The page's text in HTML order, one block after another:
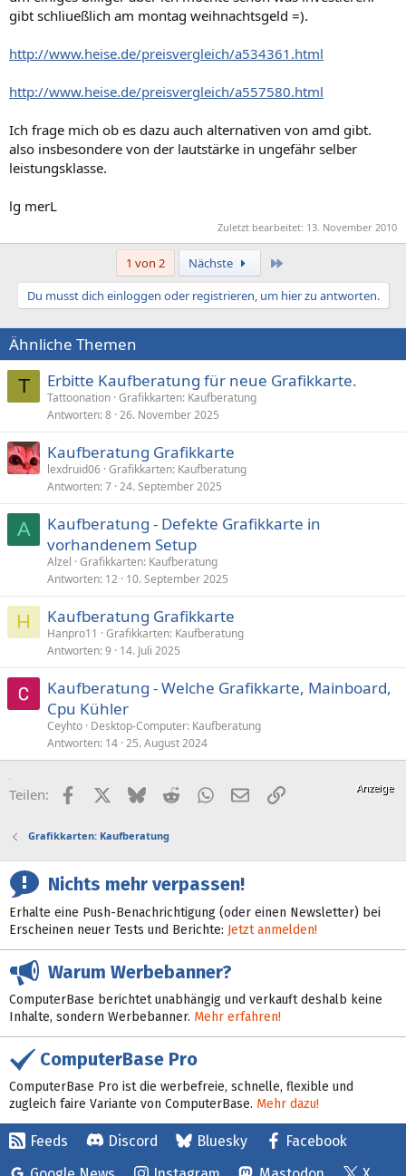
gibt schliueßlich am montag weihnachtsgeld =).
http://www.heise.de/preisvergleich/a534361.html
http://www.heise.de/preisvergleich/a557580.html
Ich frage mich ob es dazu auch alternativen von amd gibt.
also insbesondere von der lautstärke in ungefähr selber
leistungsklasse.
lg merL
Zuletzt bearbeitet: 13. November 2010
1 von 2 Nächste
Du musst dich einloggen oder registrieren, um hier zu antworten.
Ähnliche Themen
T Erbitte Kaufberatung für neue Grafikkarte.
Tattoonation Grafikkarten: Kaufberatung
Antworten 8 26. November 2025
Kaufberatung Grafikkarte
lexdruid06 Grafikkarten: Kaufberatung
Antworten 7 24. September 2025
A
Kaufberatung - Defekte Grafikkarte in
vorhandenem Setup
Alzel Grafikkarten: Kaufberatung
Antworten 12 10. September 2025
H Kaufberatung Grafikkarte
Hanpro11
Grafikkarten: Kaufberatung
Antworten 9 14. Juli 2025
Kaufberatung - Welche Grafikkarte, Mainboard,
Cpu Kühler
Ceyhto Desktop-Computer: Kaufberatung
Antworten 14 25. August 2024
Teilen: FacebookX (Twitter)
BlueskyRedditWhatsApp
E-MailLink
Grafikkarten: Kaufberatung
Nichts mehr verpassen!
Erhalte eine Push-Benachrichtigung (oder einen Newsletter) bei
Erscheinen neuer Tests und Berichte: Jetzt anmelden!
Warum Werbebanner?
ComputerBase berichtet unabhängig und verkauft deshalb keine
Inhalte, sondern Werbebanner. Mehr erfahren!
ComputerBase Pro
ComputerBase Pro ist die werbefreie, schnelle, flexible und
zugleich faire Variante von ComputerBase. Mehr dazu!
Feeds Discord Bluesky
Facebook